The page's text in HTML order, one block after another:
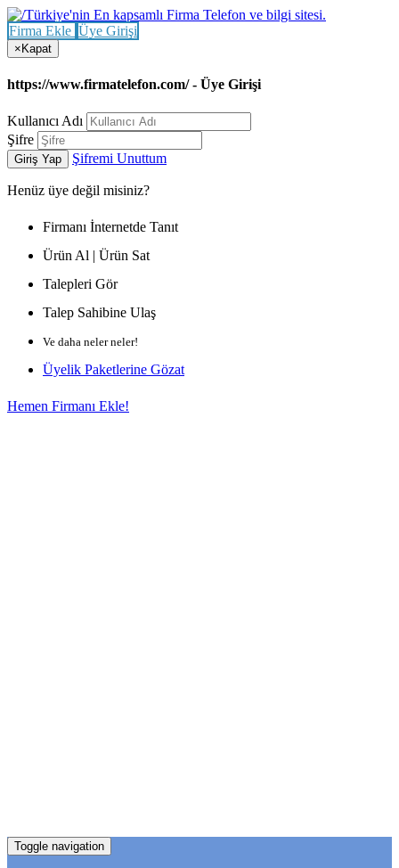
Firma Ekle Üye Girişi
× Kapat
https://www.firmatelefon.com/ - Üye Girişi
Kullanıcı Adı
Şifre
Giriş Yap Şifremi Unuttum
Henüz üye değil misiniz?
Firmanı İnternetde Tanıt
Ürün Al | Ürün Sat
Talepleri Gör
Talep Sahibine Ulaş
Ve daha neler neler!
Üyelik Paketlerine Gözat
Hemen Firmanı Ekle!
Toggle navigation